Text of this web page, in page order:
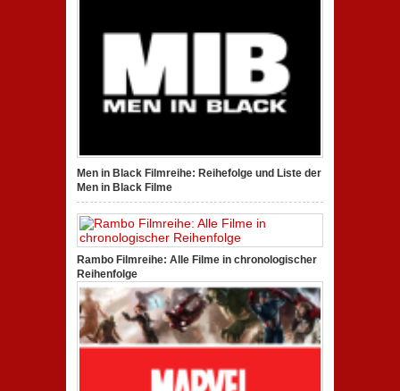
Men in Black Filmreihe: Reihefolge und Liste der
Men in Black Filme
Rambo Filmreihe: Alle Filme in chronologischer
Reihenfolge